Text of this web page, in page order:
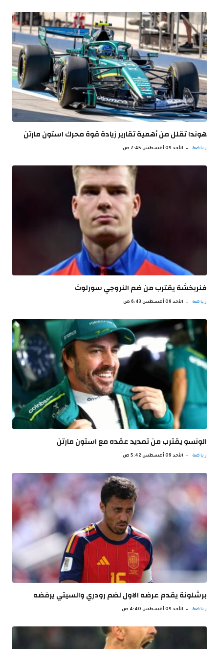
هوندا تقلل من أهمية تقارير زيادة قوة محرك استون مارتن
رياضة الأحد 09 أغسطس 7:45 ص
فنربخشة يقترب من ضم النروجي سورلوث
رياضة الأحد 09 أغسطس 6:43 ص
الونسو يقترب من تمديد عقده مع استون مارتن
رياضة الأحد 09 أغسطس 5:42 ص
برشلونة يقدم عرضه الاول لضم رودري والسيتي يرفضه
رياضة الأحد 09 أغسطس 4:40 ص